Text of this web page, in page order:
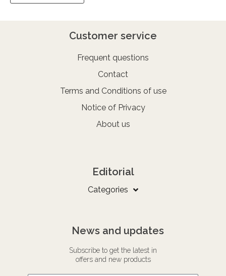
Customer service
Frequent questions
Contact
Terms and Conditions of use
Notice of Privacy
About us
Editorial
Categories
News and updates
Subscribe to get the latest in
offers and new products